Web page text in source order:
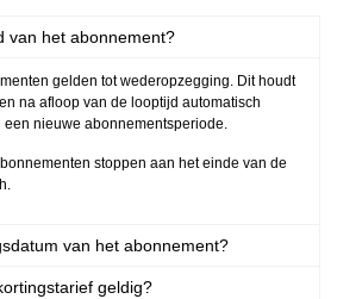
van het abonnement?
gelden tot wederopzegging. Dit houdt
na afloop van de looptijd automatisch
een nieuwe abonnementsperiode.
stoppen aan het einde van de
van het abonnement?
geldig?